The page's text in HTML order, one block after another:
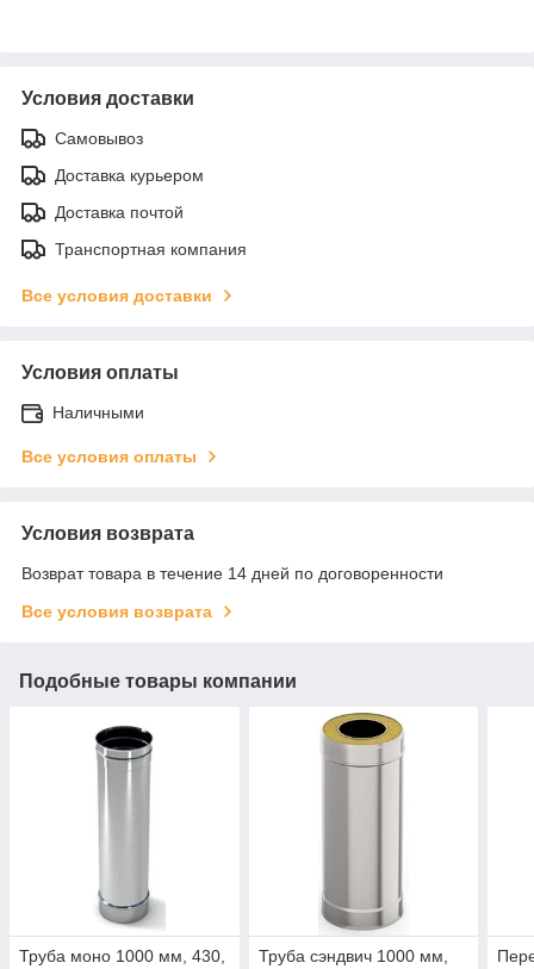
Условия доставки
Самовывоз
Доставка курьером
Доставка почтой
Транспортная компания
Все условия доставки
Условия оплаты
Наличными
Все условия оплаты
Условия возврата
Возврат товара в течение 14 дней по договоренности
Все условия возврата
Подобные товары компании
Труба моно 1000 мм, 430,
Труба сэндвич 1000 мм,